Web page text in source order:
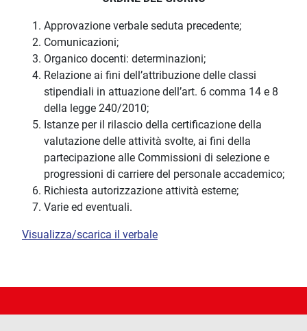
Approvazione verbale seduta precedente;
Comunicazioni;
Organico docenti: determinazioni;
Relazione ai fini dell’attribuzione delle classi
stipendiali in attuazione dell’art. 6 comma 14 e 8
della legge 240/2010;
Istanze per il rilascio della certificazione della
valutazione delle attività svolte, ai fini della
partecipazione alle Commissioni di selezione e
progressioni di carriere del personale accademico;
Richiesta autorizzazione attività esterne;
Varie ed eventuali.
Visualizza/scarica il verbale